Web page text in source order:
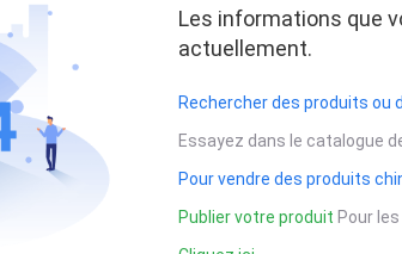
Les informations que
actuellement.
Rechercher des produits ou
Essayez dans le catalogue
Pour vendre des produits
Publier votre produit Pour